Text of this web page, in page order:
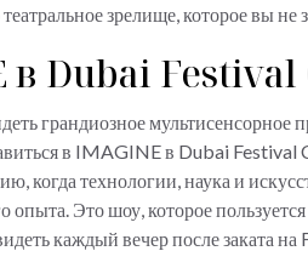
зрелище, которое вы не
в Dubai
грандиозное мультисенсорное
в IMAGINE в Dubai Festival
когда технологии, наука и
опыта. Это шоу, которое
каждый вечер после заката на